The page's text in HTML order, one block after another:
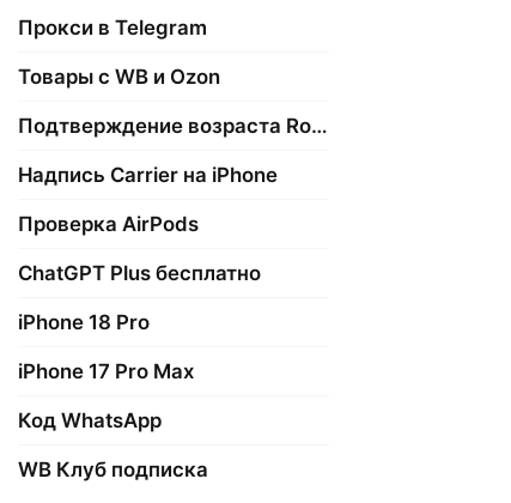
Прокси в Telegram
Товары с WB и Ozon
Подтверждение возраста Roblox
Надпись Carrier на iPhone
Проверка AirPods
ChatGPT Plus бесплатно
iPhone 18 Pro
iPhone 17 Pro Max
Код WhatsApp
WB Клуб подписка